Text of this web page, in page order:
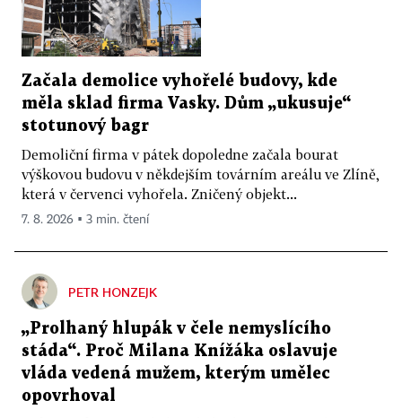
Začala demolice vyhořelé budovy, kde
měla sklad firma Vasky. Dům „ukusuje“
stotunový bagr
Demoliční firma v pátek dopoledne začala bourat
výškovou budovu v někdejším továrním areálu ve Zlíně,
která v červenci vyhořela. Zničený objekt...
7. 8. 2026 ▪ 3 min. čtení
PETR HONZEJK
„Prolhaný hlupák v čele nemyslícího
stáda“. Proč Milana Knížáka oslavuje
vláda vedená mužem, kterým umělec
opovrhoval